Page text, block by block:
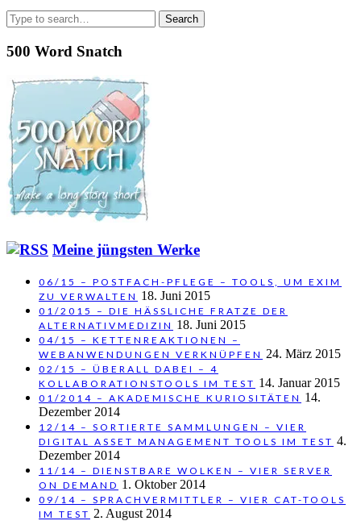
Search
for:
500 Word Snatch
Meine jüngsten Werke
06/15 – POSTFACH-PFLEGE – TOOLS, UM EXIM
ZU VERWALTEN 18. Juni 2015
01/2015 – DIE HÄSSLICHE FRATZE DER
ALTERNATIVMEDIZIN 18. Juni 2015
04/15 – KETTENREAKTIONEN –
WEBANWENDUNGEN VERKNÜPFEN 24. März 2015
02/15 – ÜBERALL DABEI – 4
KOLLABORATIONSTOOLS IM TEST 14. Januar 2015
01/2014 – AKADEMISCHE KURIOSITÄTEN 14.
Dezember 2014
12/14 – SORTIERTE SAMMLUNGEN – VIER
DIGITAL ASSET MANAGEMENT TOOLS IM TEST 4.
Dezember 2014
11/14 – DIENSTBARE WOLKEN – VIER SERVER
ON DEMAND 1. Oktober 2014
09/14 – SPRACHVERMITTLER – VIER CAT-TOOLS
IM TEST 2. August 2014